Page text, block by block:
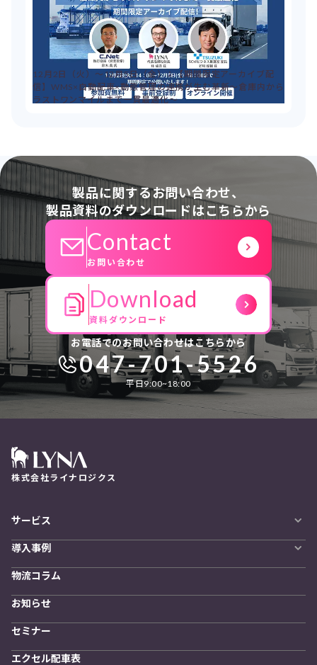
12月2日（火）～12月5日（金）：【期間限定アーカイブ配
信】WMS×自動配車×動態管理の連携が生む革新～倉庫内から
ラストワンマイルまで一貫最適化～
製品に関するお問い合わせ、
製品資料のダウンロードはこちらから
Contact
お問い合わせ
Download
資料ダウンロード
お電話でのお問い合わせはこちらから
047-701-5526
平日9:00~18:00
株式会社ライナロジクス
サービス
LYNA DXプラットフォーム
発着管理オプション
訪問計画
物流拠点最適化
開発者向けサービス
導入事例
導入をご検討の方へ
物流コラム
お知らせ
セミナー
エクセル配車表